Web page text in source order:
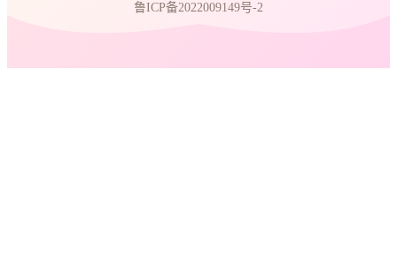
鲁ICP备2022009149号-2